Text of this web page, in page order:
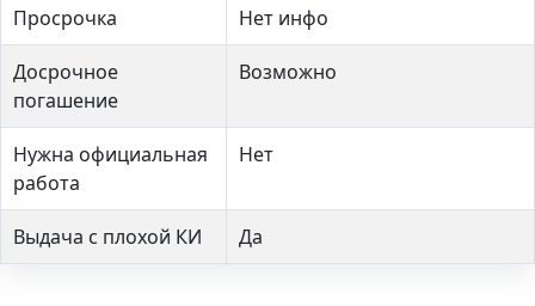
Просрочка Нет инфо
Досрочное
погашение
Возможно
Нужна официальная
работа
Нет
Выдача с плохой КИ Да